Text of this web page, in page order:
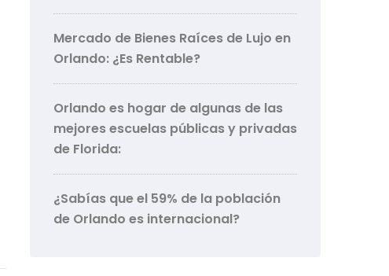
Mercado de Bienes Raíces de Lujo en
Orlando: ¿Es Rentable?
Orlando es hogar de algunas de las
mejores escuelas públicas y privadas
de Florida:
¿Sabías que el 59% de la población
de Orlando es internacional?